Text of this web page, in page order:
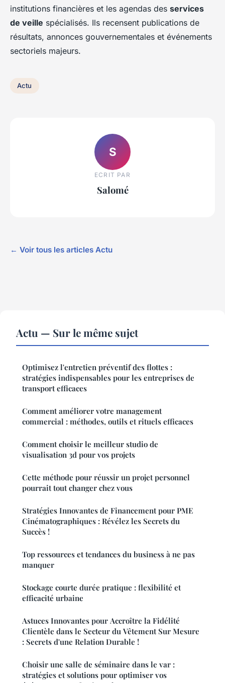
institutions financières et les agendas des services
de veille spécialisés. Ils recensent publications de
résultats, annonces gouvernementales et événements
sectoriels majeurs.
Actu
S
ECRIT PAR
Salomé
← Voir tous les articles Actu
Actu — Sur le même sujet
Optimisez l'entretien préventif des flottes :
stratégies indispensables pour les entreprises de
transport efficaces
Comment améliorer votre management
commercial : méthodes, outils et rituels efficaces
Comment choisir le meilleur studio de
visualisation 3d pour vos projets
Cette méthode pour réussir un projet personnel
pourrait tout changer chez vous
Stratégies Innovantes de Financement pour PME
Cinématographiques : Révélez les Secrets du
Succès !
Top ressources et tendances du business à ne pas
manquer
Stockage courte durée pratique : flexibilité et
efficacité urbaine
Astuces Innovantes pour Accroître la Fidélité
Clientèle dans le Secteur du Vêtement Sur Mesure
: Secrets d'une Relation Durable !
Choisir une salle de séminaire dans le var :
stratégies et solutions pour optimiser vos